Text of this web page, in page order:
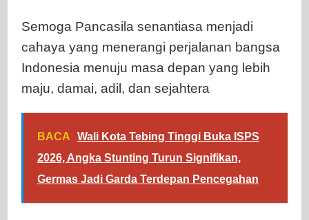
Semoga Pancasila senantiasa menjadi
cahaya yang menerangi perjalanan bangsa
Indonesia menuju masa depan yang lebih
maju, damai, adil, dan sejahtera
BACA
Wali Kota Tebing Tinggi Buka ISPS
2026, Angka Stunting Turun Signifikan,
Germas Jadi Garda Terdepan Pencegahan